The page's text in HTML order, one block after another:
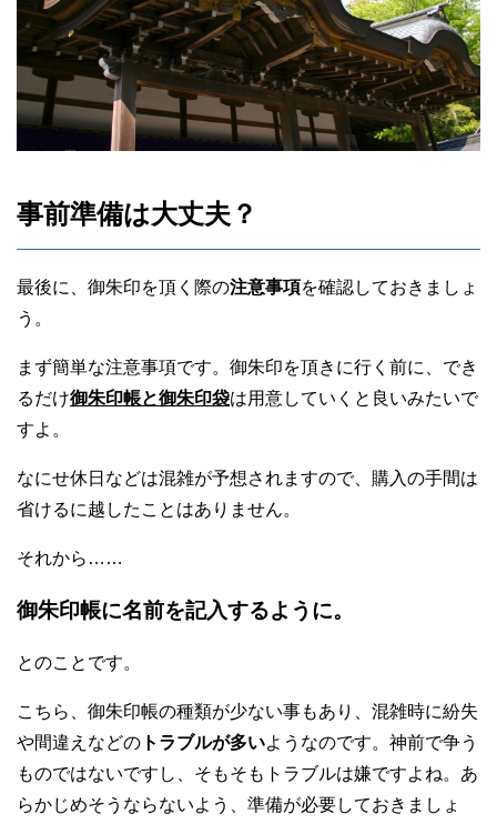
事前準備は大丈夫？
最後に、御朱印を頂く際の注意事項を確認しておきましょ
う。
まず簡単な注意事項です。御朱印を頂きに行く前に、でき
るだけ御朱印帳と御朱印袋は用意していくと良いみたいで
すよ。
なにせ休日などは混雑が予想されますので、購入の手間は
省けるに越したことはありません。
それから……
御朱印帳に名前を記入するように。
とのことです。
こちら、御朱印帳の種類が少ない事もあり、混雑時に紛失
や間違えなどの トラブルが多いようなのです。神前で争う
ものではないですし、そもそもトラブルは嫌ですよね。あ
らかじめそうならないよう、準備が必要しておきましょ